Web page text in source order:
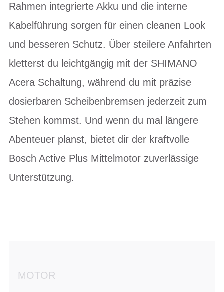
Rahmen integrierte Akku und die interne
Kabelführung sorgen für einen cleanen Look
und besseren Schutz. Über steilere Anfahrten
kletterst du leichtgängig mit der SHIMANO
Acera Schaltung, während du mit präzise
dosierbaren Scheibenbremsen jederzeit zum
Stehen kommst. Und wenn du mal längere
Abenteuer planst, bietet dir der kraftvolle
Bosch Active Plus Mittelmotor zuverlässige
Unterstützung.
MOTOR